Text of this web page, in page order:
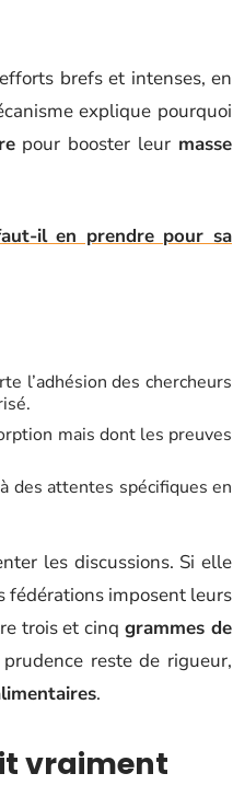
brefs et intenses, en
explique pourquoi
pour booster leur masse
il en prendre pour sa
l’adhésion des chercheurs
mais dont les preuves
des attentes spécifiques en
les discussions. Si elle
fédérations imposent leurs
trois et cinqgrammes de
reste de rigueur,
.
vraiment